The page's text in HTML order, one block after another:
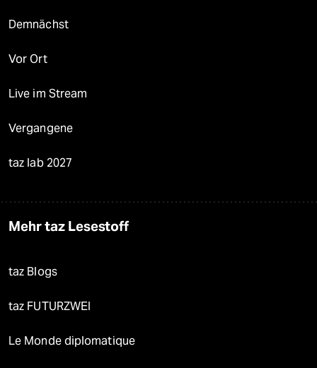
Demnächst
Vor Ort
Live im Stream
Vergangene
taz lab 2027
Mehr taz Lesestoff
taz Blogs
taz FUTURZWEI
Le Monde diplomatique